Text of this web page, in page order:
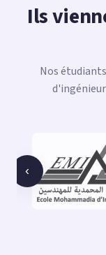
Ils
Nos
‹